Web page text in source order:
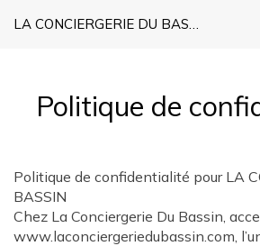
LA CONCIERGERIE DU BASSIN
Politique de
Politique de confidentialité pour LA
BASSIN
Chez La Conciergerie Du Bassin,
www.laconciergeriedubassin.com,